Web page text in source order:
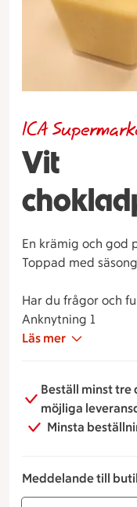
Vit
ICA
En krämig och god
Toppad med
Har du frågor och
Anknytning 1
Läs mer
Beställ minst tre
möjliga
Minsta
Meddelande till